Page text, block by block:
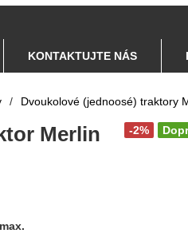
KONTAKTUJTE NÁS
/ Dvoukolové (jednoosé) traktory
-2%
Merlin